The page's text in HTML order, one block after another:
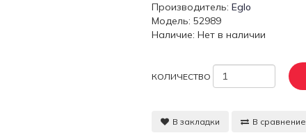
Производитель: Eglo
Модель: 52989
Наличие: Нет в наличии
КОЛИЧЕСТВО
В закладки В сравнение